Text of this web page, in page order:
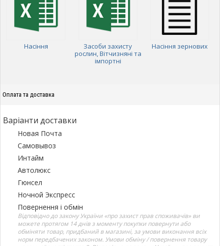
Насіння
Засоби захисту
рослин, Вітчизняні та
імпортні
Насіння зернових
Оплата та доставка
Варіанти доставки
Новая Почта
Самовывоз
Интайм
Автолюкс
Гюнсел
Ночной Экспресс
Повернення і обмін
Відповідно до закону України «про захист прав споживачів» ви
можете протягом 14 днів з моменту покупки повернути або
обміняти товар, придбаний в магазині, за умови виконання всіх
норм передбачених законом. Умови обміну / повернення товару